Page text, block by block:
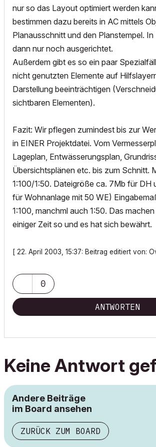
nur so das Layout optimiert werden
bestimmen dazu bereits in AC mittels
Planausschnitt und den Planstempel. In
dann nur noch ausgerichtet.
Außerdem gibt es so ein paar
nicht genutzten Elemente auf
Darstellung beeinträchtigen
sichtbaren Elementen).
Fazit: Wir pflegen zumindest bis zur
in EINER Projektdatei. Vom
Lageplan, Entwässerungsplan,
Übersichtsplänen etc. bis zum Schnitt.
1:100/1:50. Dateigröße ca. 7Mb für DH
für Wohnanlage mit 50 WE)
1:100, manchml auch 1:50. Das
einiger Zeit so und es hat sich bewährt.
[ 22. April 2003, 15:37: Beitrag editiert von:
0
ANTWORTEN
Keine Antwort
Andere Beiträge
im Board ansehen
ZURÜCK ZUM BOARD